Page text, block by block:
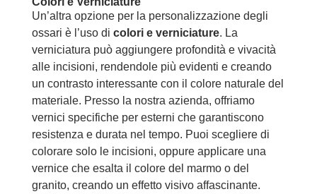
Un’altra opzione per la personalizzazione degli
ossari è l’uso di colori e verniciature. La
verniciatura può aggiungere profondità e vivacità
alle incisioni, rendendole più evidenti e creando
un contrasto interessante con il colore naturale del
materiale. Presso la nostra azienda, offriamo
vernici specifiche per esterni che garantiscono
resistenza e durata nel tempo. Puoi scegliere di
colorare solo le incisioni, oppure applicare una
vernice che esalta il colore del marmo o del
granito, creando un effetto visivo affascinante.